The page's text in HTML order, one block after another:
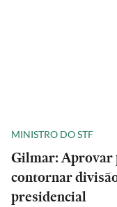
MINISTRO DO STF
Gilmar: Aprovar
contornar
presidencial